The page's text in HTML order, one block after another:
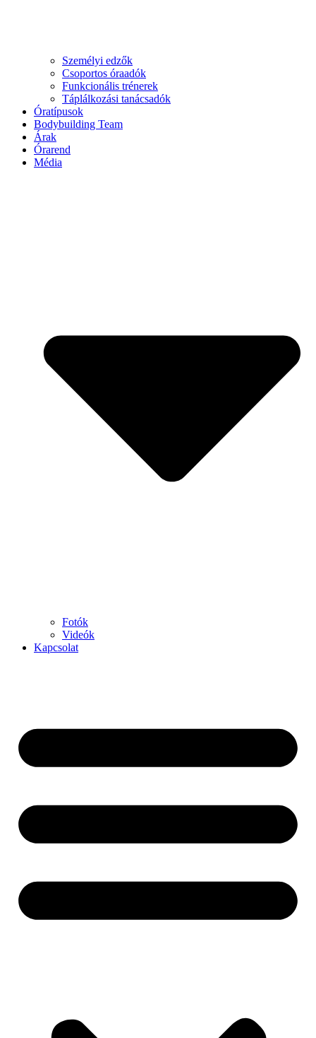
Személyi edzők
Csoportos óraadók
Funkcionális trénerek
Táplálkozási tanácsadók
Óratípusok
Bodybuilding Team
Árak
Órarend
Média
Fotók
Videók
Kapcsolat